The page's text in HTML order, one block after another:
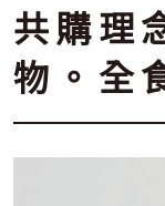
共購理
物。全